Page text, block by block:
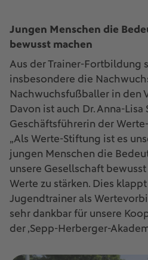
Jungen Menschen die
bewusst machen
Aus der Trainer-Fortbildung
insbesondere die
Nachwuchsfußballer in den
Davon ist auch Dr. Anna-Lisa
Geschäftsführerin der
„Als Werte-Stiftung ist es
jungen Menschen die
unsere Gesellschaft
Werte zu stärken. Dies
Jugendtrainer als
sehr dankbar für unsere
der ‚Sepp-Herberger-